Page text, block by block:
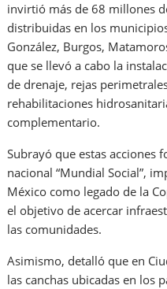
invirtió más de 68 millones
distribuidas en los
González, Burgos,
que se llevó a cabo la
de drenaje, rejas
rehabilitaciones
complementario.
Subrayó que estas acciones
nacional “Mundial Social”,
México como legado de la
el objetivo de acercar
las comunidades.
Asimismo, detalló que en
las canchas ubicadas en los